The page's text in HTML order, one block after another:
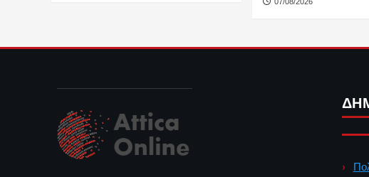
07/08/2026